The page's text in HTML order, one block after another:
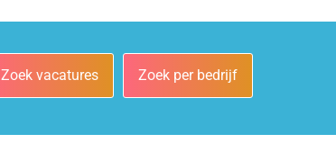
Zoek vacatures Zoek per bedrijf